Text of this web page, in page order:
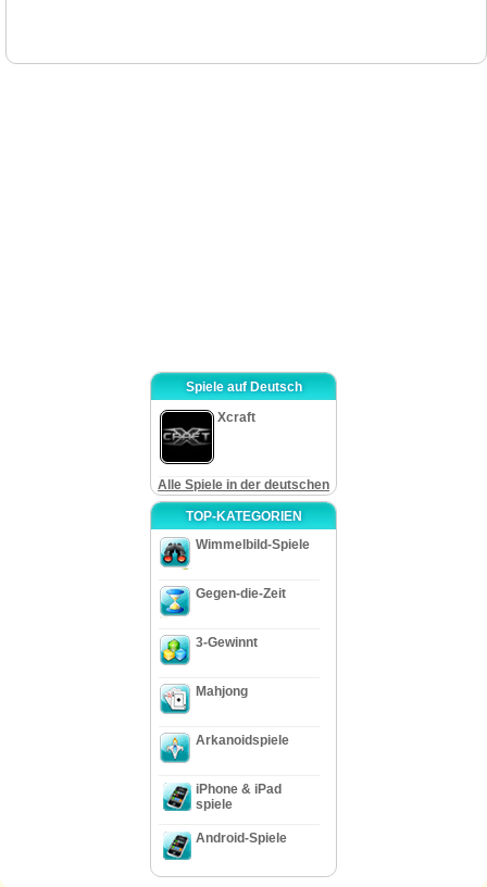
Show ist. Selbstverständlich ist der Hauptspielverlauf von dieser Gegen-die-
Spiele auf Deutsch
Xcraft
Alle Spiele in der deutschen
TOP-KATEGORIEN
Wimmelbild-Spiele
Gegen-die-Zeit
3-Gewinnt
Mahjong
Arkanoidspiele
iPhone & iPad
spiele
Android-Spiele